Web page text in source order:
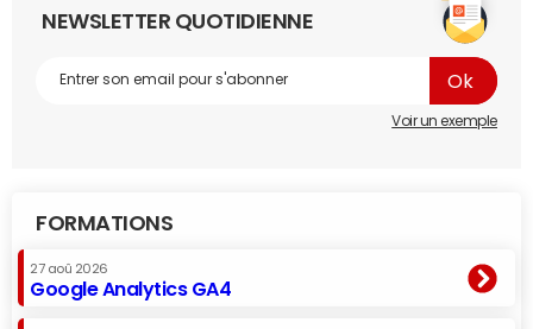
NEWSLETTER QUOTIDIENNE
Voir un exemple
FORMATIONS
27 aoû 2026
Google Analytics GA4